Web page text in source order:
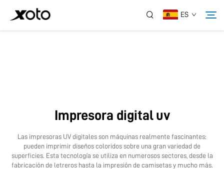
ES
Servicio
Impresora digital uv
Las impresoras UV digitales son máquinas realmente fascinantes:
pueden imprimir diseños coloridos sobre una gran variedad de
superficies. Esta tecnología se utiliza en numerosos sectores, desde la
fabricación de letreros hasta la impresión de camisetas y mucho más.